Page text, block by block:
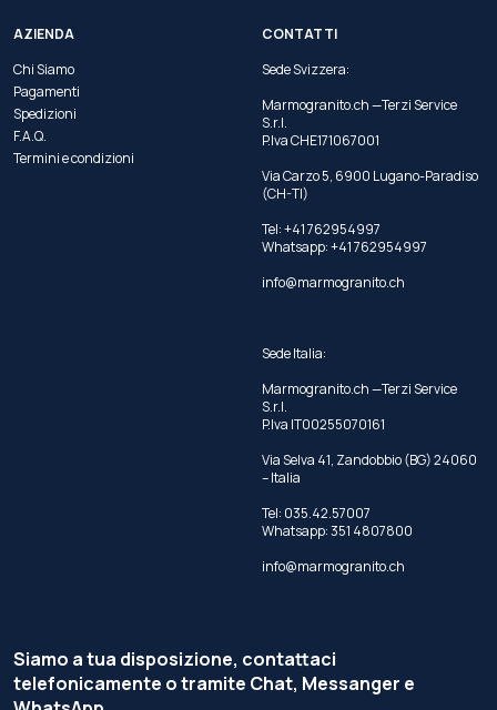
AZIENDA
Chi Siamo
Pagamenti
Spedizioni
F.A.Q.
Termini e condizioni
CONTATTI
Sede Svizzera:
Marmogranito.ch —Terzi Service
S.r.l.
P.Iva CHE171067001
Via Carzo 5, 6900 Lugano-Paradiso
(CH-TI)
Tel: +41 762954997
Whatsapp:+41 762954997
info@marmogranito.ch
Sede Italia:
Marmogranito.ch —Terzi Service
S.r.l.
P.Iva IT00255070161
Via Selva 41, Zandobbio (BG) 24060
– Italia
Tel: 035.42.57007
Whatsapp:351 4807800
info@marmogranito.ch
Siamo a tua disposizione, contattaci
telefonicamente o tramite Chat, Messanger e